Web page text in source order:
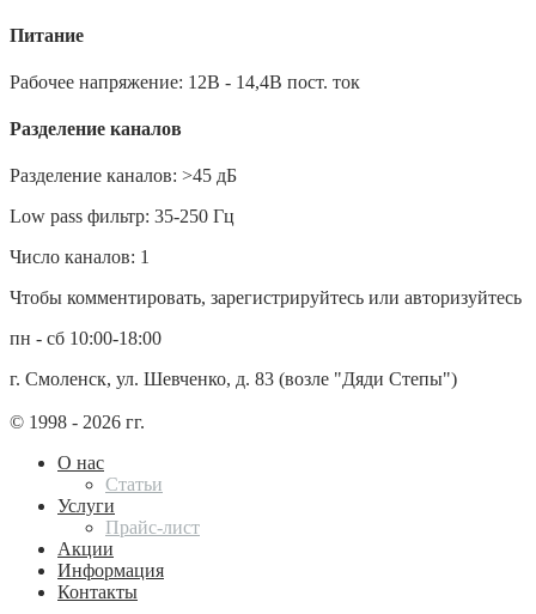
Питание
Рабочее напряжение: 12В - 14,4В пост. ток
Разделение каналов
Разделение каналов: >45 дБ
Low pass фильтр: 35-250 Гц
Число каналов: 1
Чтобы комментировать, зарегистрируйтесь или авторизуйтесь
пн - сб 10:00-18:00
г. Смоленск, ул. Шевченко, д. 83 (возле "Дяди Степы")
© 1998 - 2026 гг.
О нас
Статьи
Услуги
Прайс-лист
Акции
Информация
Контакты